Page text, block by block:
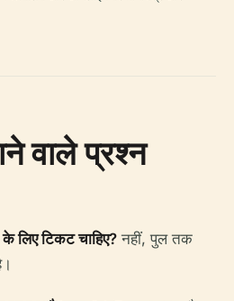
वाले प्रश्न
लिए टिकट चाहिए? नहीं, पुल तक